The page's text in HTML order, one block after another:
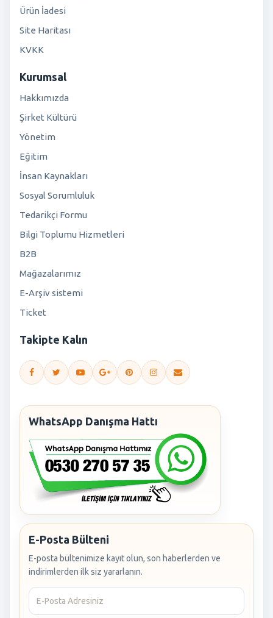
Ürün İadesi
Site Haritası
KVKK
Kurumsal
Hakkımızda
Şirket Kültürü
Yönetim
Eğitim
İnsan Kaynakları
Sosyal Sorumluluk
Tedarikçi Formu
Bilgi Toplumu Hizmetleri
B2B
Mağazalarımız
E-Arşiv sistemi
Ticket
Takipte Kalın
WhatsApp Danışma Hattı
E-Posta Bülteni
E-posta bültenimize kayıt olun, son haberlerden ve
indirimlerden ilk siz yararlanın.